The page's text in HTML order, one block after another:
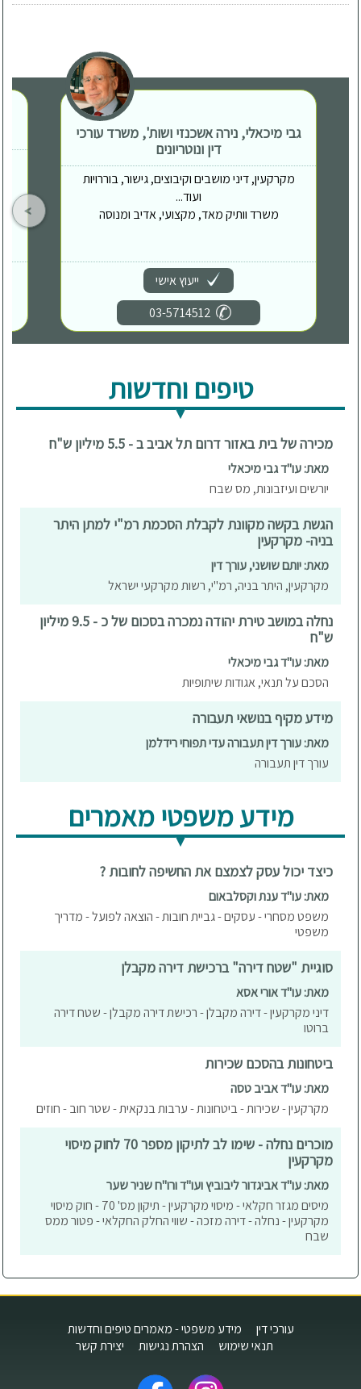
גבי מיכאלי, נירה אשכנזי ושות', משרד עורכי
דין ונוטריונים
מקרקעין, דיני מושבים וקיבוצים, גישור, בוררויות
ועוד...
משרד וותיק מאד, מקצועי, אדיב ומנוסה
ייעוץ אישי
03-5714512
טיפים וחדשות
מכירה של בית באזור דרום תל אביב ב - 5.5 מיליון ש"ח
מאת: עו"ד גבי מיכאלי
יורשים ועיזבונות, מס שבח
הגשת בקשה מקוונת לקבלת הסכמת רמ"י למתן היתר
בניה- מקרקעין
מאת: יותם שושני, עורך דין
מקרקעין, היתר בניה, רמ"י, רשות מקרקעי ישראל
נחלה במושב טירת יהודה נמכרה בסכום של כ - 9.5 מיליון
ש"ח
מאת: עו"ד גבי מיכאלי
הסכם על תנאי, אגודות שיתופיות
מידע מקיף בנושאי תעבורה
מאת: עורך דין תעבורה עדי תפוחי רידלמן
עורך דין תעבורה
מידע משפטי מאמרים
כיצד יכול עסק לצמצם את החשיפה לחובות ?
מאת: עו"ד ענת וקסלבאום
משפט מסחרי - עסקים - גביית חובות - הוצאה לפועל - מדריך
משפטי
סוגיית "שטח דירה" ברכישת דירה מקבלן
מאת: עו"ד אורי אסא
דיני מקרקעין - דירה מקבלן - רכישת דירה מקבלן - שטח דירה
ברוטו
ביטחונות בהסכם שכירות
מאת: עו"ד אביב טסה
מקרקעין - שכירות - ביטחונות - ערבות בנקאית - שטר חוב - חוזים
מוכרים נחלה - שימו לב לתיקון מספר 70 לחוק מיסוי
מקרקעין
מאת: עו"ד אביגדור ליבוביץ ועו"ד ורו"ח שניר שער
מיסים מגזר חקלאי - מיסוי מקרקעין - תיקון מס' 70 - חוק מיסוי
מקרקעין - נחלה - דירה מזכה - שווי החלק החקלאי - פטור ממס
שבח
עורכי דין
מידע משפטי - מאמרים טיפים וחדשות
תנאי שימוש
הצהרת נגישות יצירת קשר